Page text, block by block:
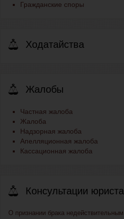
Гражданские споры
Ходатайства
Жалобы
Частная жалоба
Жалоба
Надзорная жалоба
Апелляционная жалоба
Кассационная жалоба
Консультации юриста
О признании брака недействительным